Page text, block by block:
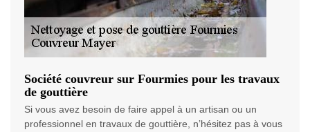
Société couvreur sur Fourmies pour les travaux
de gouttière
Si vous avez besoin de faire appel à un artisan ou un
professionnel en travaux de gouttière, n’hésitez pas à vous